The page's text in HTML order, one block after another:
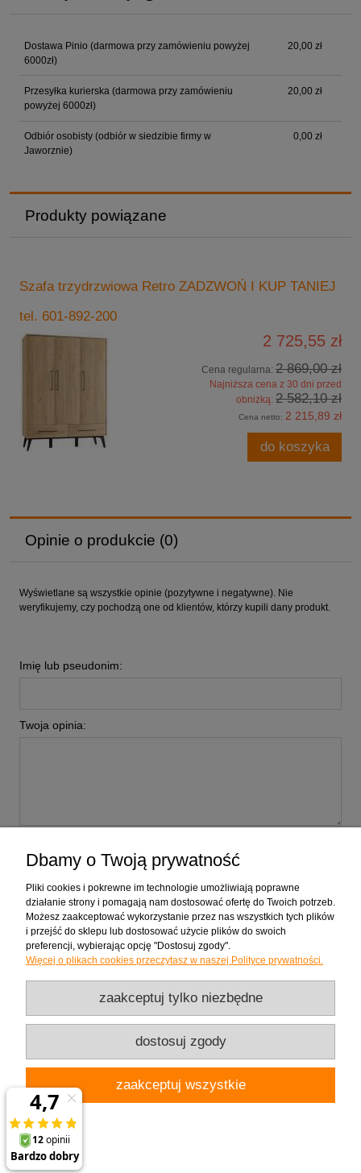
Dostawa Pinio (darmowa przy zamówieniu powyżej
6000zł)
20,00 zł
Przesyłka kurierska (darmowa przy zamówieniu
powyżej 6000zł)
20,00 zł
Odbiór osobisty (odbiór w siedzibie firmy w
Jaworznie)
0,00 zł
Produkty powiązane
Szafa trzydrzwiowa Retro ZADZWOŃ I KUP TANIEJ
tel. 601-892-200
2 725,55 zł
Cena regularna: 2 869,00 zł
Najniższa cena z 30 dni przed
obniżką: 2 582,10 zł
Cena netto: 2 215,89 zł
do koszyka
Opinie o produkcie (0)
Wyświetlane są wszystkie opinie (pozytywne i negatywne). Nie
weryfikujemy, czy pochodzą one od klientów, którzy kupili dany produkt.
Imię lub pseudonim:
Twoja opinia:
Zakupy
Pomoc
Moje konto
Informacje
Użytkowanie sklepu oznacza zgodę na wykorzystywanie plików cookies. Szczegółowe
Dbamy o Twoją prywatność
Pliki cookies i pokrewne im technologie umożliwiają poprawne
działanie strony i pomagają nam dostosować ofertę do Twoich potrzeb.
Możesz zaakceptować wykorzystanie przez nas wszystkich tych plików
i przejść do sklepu lub dostosować użycie plików do swoich
preferencji, wybierając opcję "Dostosuj zgody".
Więcej o plikach cookies przeczytasz w naszej Polityce prywatności.
zaakceptuj tylko niezbędne
dostosuj zgody
zaakceptuj wszystkie